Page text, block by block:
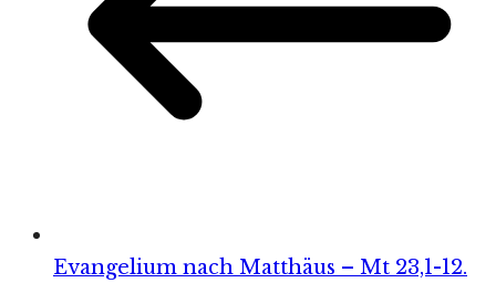
Evangelium nach Matthäus – Mt 23,1-12.